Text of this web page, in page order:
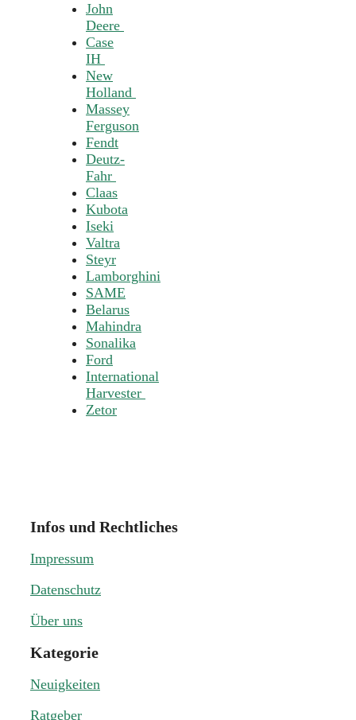
John
Deere
Case
IH
New
Holland
Massey
Ferguson
Fendt
Deutz-
Fahr
Claas
Kubota
Iseki
Valtra
Steyr
Lamborghini
SAME
Belarus
Mahindra
Sonalika
Ford
International
Harvester
Zetor
Infos und Rechtliches
Impressum
Datenschutz
Über uns
Kategorie
Neuigkeiten
Ratgeber